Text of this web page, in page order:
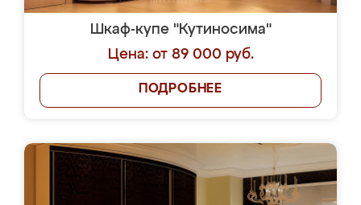
Шкаф-купе "Кутиносима"
Цена: от 89 000 руб.
ПОДРОБНЕЕ